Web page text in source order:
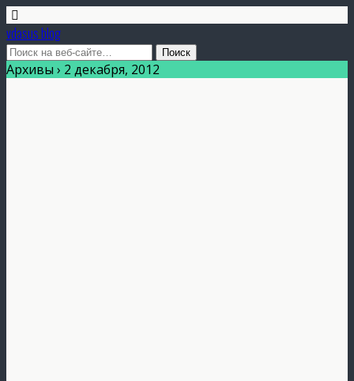
vdasus blog
Архивы › 2 декабря, 2012